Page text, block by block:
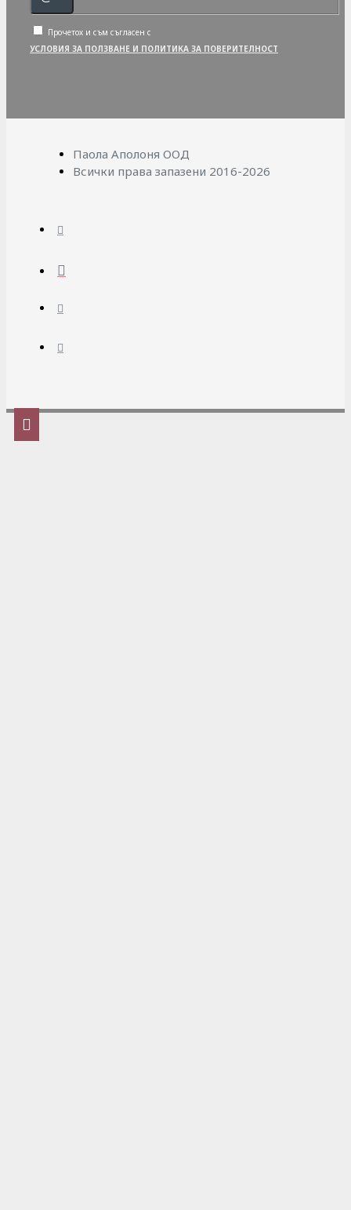
Прочетох и съм съгласен с
УСЛОВИЯ ЗА ПОЛЗВАНЕ И ПОЛИТИКА ЗА ПОВЕРИТЕЛНОСТ
Паола Аполоня ООД
Всички права запазени 2016-2026